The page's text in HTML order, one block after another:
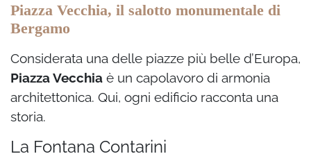
Piazza Vecchia, il salotto monumentale di
Bergamo
Considerata una delle piazze più belle d’Europa,
Piazza Vecchia è un capolavoro di armonia
architettonica. Qui, ogni edificio racconta una
storia.
La Fontana Contarini